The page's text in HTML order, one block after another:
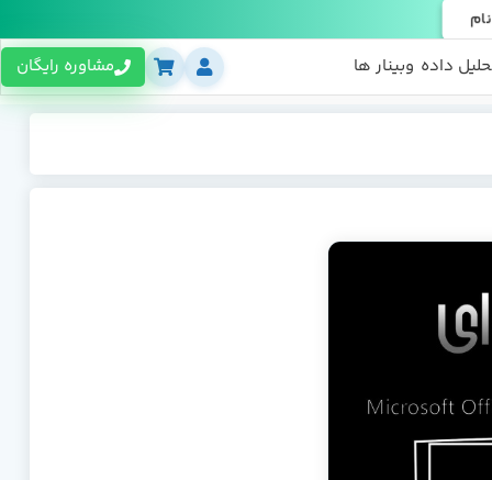
داده وبینار ها مشاوره رایگان